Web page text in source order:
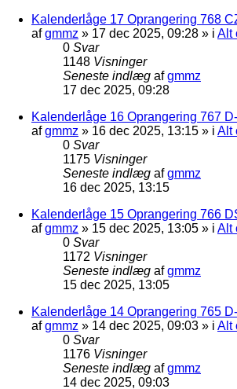
Kalenderlåge 17 Oprangering 768
afgmmz » 17 dec 2025, 09:28 » i Alt
0 Svar
1148 Visninger
Seneste indlæg afgmmz
17 dec 2025, 09:28
Kalenderlåge 16 Oprangering 767
afgmmz » 16 dec 2025, 13:15 » i Alt
0 Svar
1175 Visninger
Seneste indlæg afgmmz
16 dec 2025, 13:15
Kalenderlåge 15 Oprangering 766
afgmmz » 15 dec 2025, 13:05 » i Alt
0 Svar
1172 Visninger
Seneste indlæg afgmmz
15 dec 2025, 13:05
Kalenderlåge 14 Oprangering 765
afgmmz » 14 dec 2025, 09:03 » i Alt
0 Svar
1176 Visninger
Seneste indlæg afgmmz
14 dec 2025, 09:03